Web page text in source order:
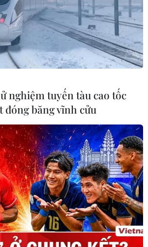
nghiệm tuyến tàu cao tốc
đóng băng vĩnh cửu